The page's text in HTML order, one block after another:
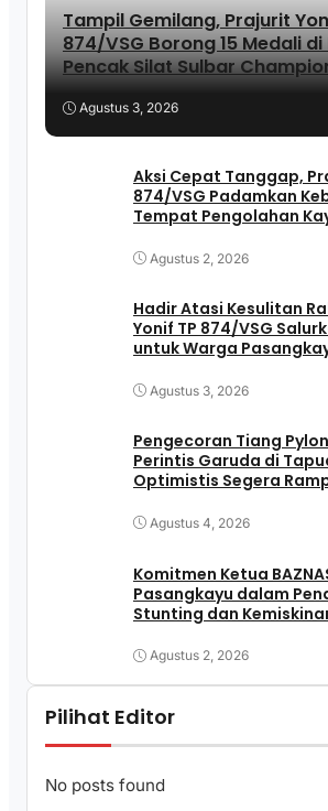
Tampil Gemilang, Prajurit
874/VSG Borong 15 Medali
Pencak Silat Sulbar
Agustus 3, 2026
Aksi Cepat Tanggap,
874/VSG Padamkan
Tempat Pengolahan
Agustus 2, 2026
Hadir Atasi Kesulitan
Yonif TP 874/VSG
untuk Warga
Agustus 3, 2026
Pengecoran Tiang
Perintis Garuda di
Optimistis Segera
Agustus 4, 2026
Komitmen Ketua
Pasangkayu dalam
Stunting dan
Agustus 2, 2026
Pilihat Editor
No posts found